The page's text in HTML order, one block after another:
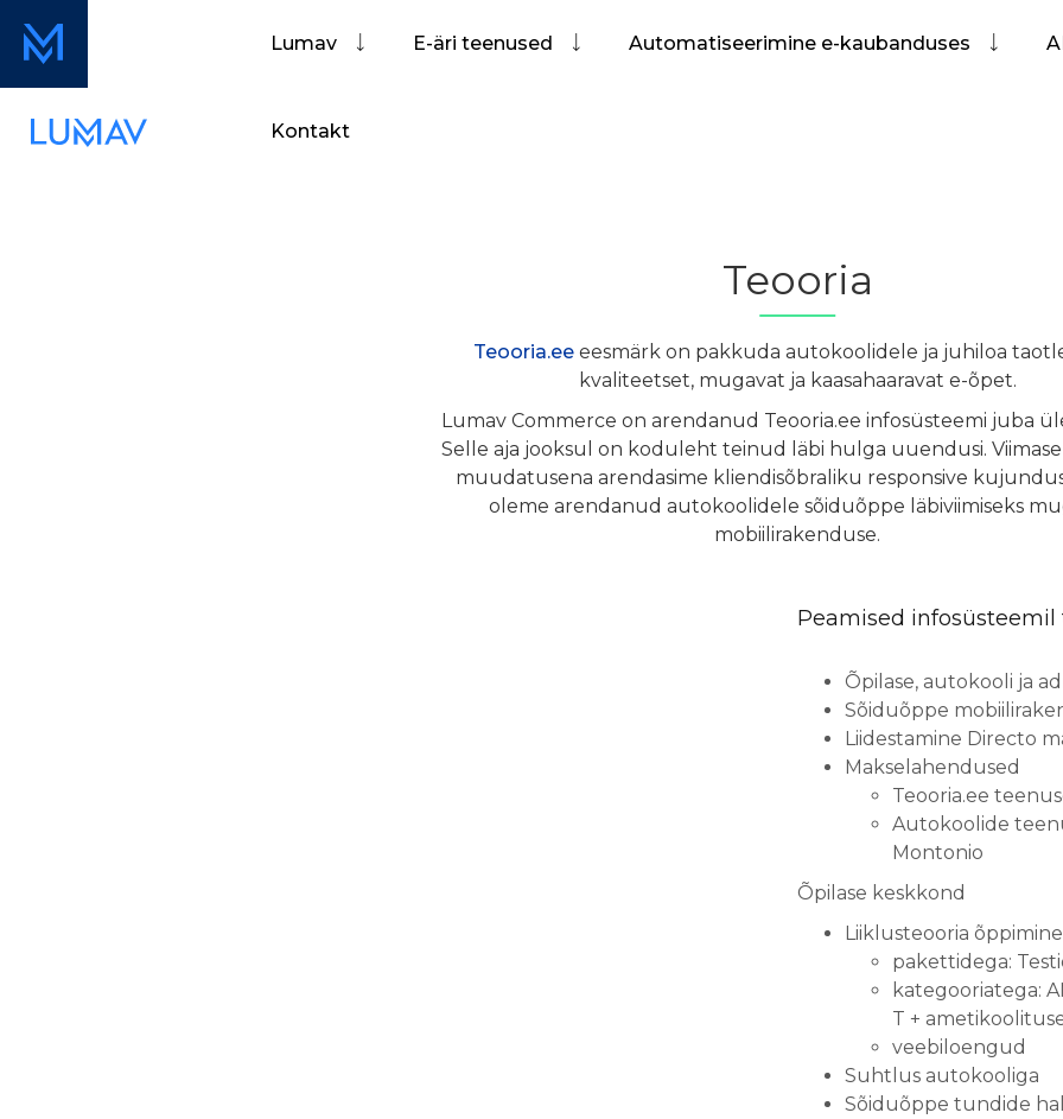
Lumav E-äri teenused Automatiseerimine e-kaubanduses
Kontakt
Teooria
Teooria.eeeesmärk on pakkuda autokoolidele ja juhiloa
kvaliteetset, mugavat ja kaasahaaravat e-õpet.
Lumav Commerce on arendanud Teooria.ee infosüsteemi juba
Selle aja jooksul on koduleht teinud läbi hulga uuendusi.
muudatusena arendasime kliendisõbraliku responsive
oleme arendanud autokoolidele sõiduõppe läbiviimiseks
mobiilirakenduse.
Peamised infosüsteemil
Õpilase, autokooli ja
Sõiduõppe
Liidestamine Directo
Makselahendused
Teooria.ee
Autokoolide
Montonio
Õpilase keskkond
Liiklusteooria õppimine
pakettidega:
kategooriatega:
T +
veebiloengud
Suhtlus autokooliga
Sõiduõppe tundide